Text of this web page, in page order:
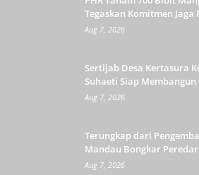
Tegaskan Komitmen Jaga
Aug 7, 2026
Sertijab Desa Kertasura
Suhaeti Siap
Aug 7, 2026
Terungkap dari
Mandau Bongkar
Aug 7, 2026